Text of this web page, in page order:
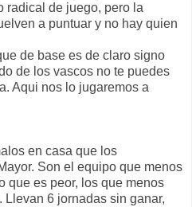
radical de juego, pero la
a puntuar y no hay quien
de base es de claro signo
de los vascos no te puedes
Aqui nos lo jugaremos a
en casa que los
Son el equipo que menos
que es peor, los que menos
6 jornadas sin ganar,